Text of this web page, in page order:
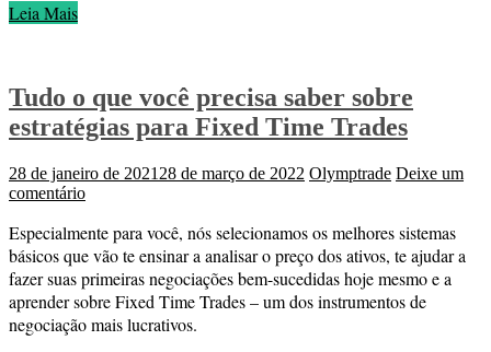
Leia Mais
Tudo o que você precisa saber sobre
estratégias para Fixed Time Trades
28 de janeiro de 2021 28 de março de 2022 Olymptrade Deixe um
comentário
Especialmente para você, nós selecionamos os melhores sistemas
básicos que vão te ensinar a analisar o preço dos ativos, te ajudar a
fazer suas primeiras negociações bem-sucedidas hoje mesmo e a
aprender sobre Fixed Time Trades – um dos instrumentos de
negociação mais lucrativos.